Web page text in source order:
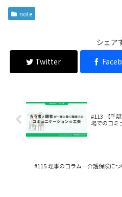
note
シェア
Twitter
#113 【手
場でのコミ
#115 理事のコラム─介護保険に